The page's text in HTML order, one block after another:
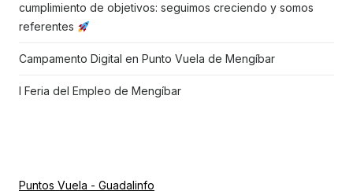
cumplimiento de objetivos: seguimos creciendo y somos
referentes
Campamento Digital en Punto Vuela de Mengíbar
I Feria del Empleo de Mengíbar
Puntos Vuela - Guadalinfo